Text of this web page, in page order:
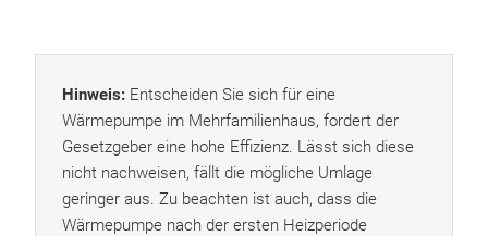
Hinweis: Entscheiden Sie sich für eine
Wärmepumpe im Mehrfamilienhaus, fordert der
Gesetzgeber eine hohe Effizienz. Lässt sich diese
nicht nachweisen, fällt die mögliche Umlage
geringer aus. Zu beachten ist auch, dass die
Wärmepumpe nach der ersten Heizperiode